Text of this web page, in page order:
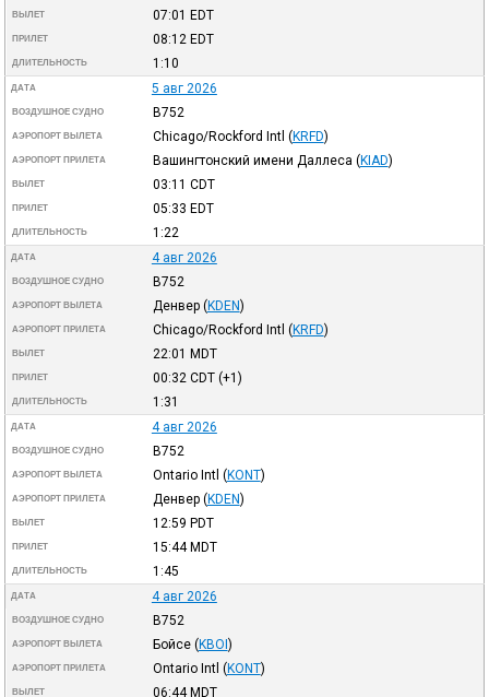
ВЫЛЕТ 07:01 EDT
ПРИЛЕТ 08:12 EDT
ДЛИТЕЛЬНОСТЬ 1:10
ДАТА 5 авг 2026
ВОЗДУШНОЕ СУДНО B752
АЭРОПОРТ ВЫЛЕТА Chicago/Rockford Intl (KRFD)
АЭРОПОРТ ПРИЛЕТА Вашингтонский имени Даллеса (KIAD)
ВЫЛЕТ 03:11 CDT
ПРИЛЕТ 05:33 EDT
ДЛИТЕЛЬНОСТЬ 1:22
ДАТА 4 авг 2026
ВОЗДУШНОЕ СУДНО B752
АЭРОПОРТ ВЫЛЕТА Денвер (KDEN)
АЭРОПОРТ ПРИЛЕТА Chicago/Rockford Intl (KRFD)
ВЫЛЕТ 22:01 MDT
ПРИЛЕТ 00:32 CDT(+1)
ДЛИТЕЛЬНОСТЬ 1:31
ДАТА 4 авг 2026
ВОЗДУШНОЕ СУДНО B752
АЭРОПОРТ ВЫЛЕТА Ontario Intl (KONT)
АЭРОПОРТ ПРИЛЕТА Денвер (KDEN)
ВЫЛЕТ 12:59 PDT
ПРИЛЕТ 15:44MDT
ДЛИТЕЛЬНОСТЬ 1:45
ДАТА 4 авг 2026
ВОЗДУШНОЕ СУДНО B752
АЭРОПОРТ ВЫЛЕТА Бойсе (KBOI)
АЭРОПОРТ ПРИЛЕТА Ontario Intl (KONT)
ВЫЛЕТ 06:44MDT